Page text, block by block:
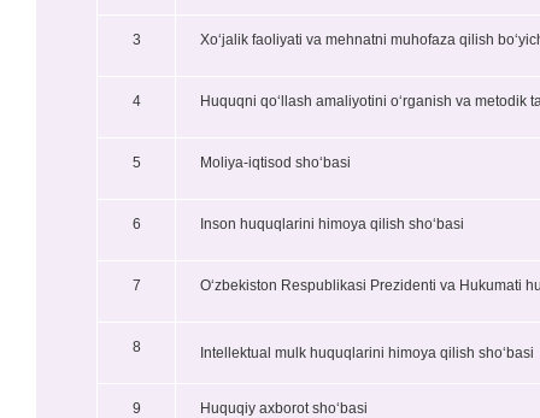
3 Xo‘jalik faoliyati va mehnatni muhofaza qilish
4 Huquqni qo‘llash amaliyotini o‘rganish va metodik
5 Moliya-iqtisod sho‘basi
6 Inson huquqlarini himoya qilish sho‘basi
7 O‘zbekiston Respublikasi Prezidenti va Hukumati
8 Intellektual mulk huquqlarini himoya qilish sho‘basi
9 Huquqiy axborot sho‘basi